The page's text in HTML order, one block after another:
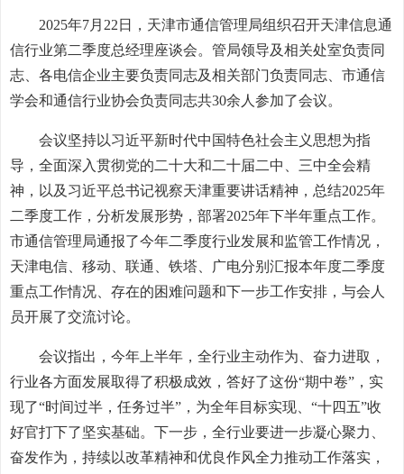
2025年7月22日，天津市通信管理局组织召开天津信息通
信行业第二季度总经理座谈会。管局领导及相关处室负责同
志、各电信企业主要负责同志及相关部门负责同志、市通信
学会和通信行业协会负责同志共30余人参加了会议。
会议坚持以习近平新时代中国特色社会主义思想为指
导，全面深入贯彻党的二十大和二十届二中、三中全会精
神，以及习近平总书记视察天津重要讲话精神，总结2025年
二季度工作，分析发展形势，部署2025年下半年重点工作。
市通信管理局通报了今年二季度行业发展和监管工作情况，
天津电信、移动、联通、铁塔、广电分别汇报本年度二季度
重点工作情况、存在的困难问题和下一步工作安排，与会人
员开展了交流讨论。
会议指出，今年上半年，全行业主动作为、奋力进取，
行业各方面发展取得了积极成效，答好了这份“期中卷”，实
现了“时间过半，任务过半”，为全年目标实现、“十四五”收
好官打下了坚实基础。下一步，全行业要进一步凝心聚力、
奋发作为，持续以改革精神和优良作风全力推动工作落实，